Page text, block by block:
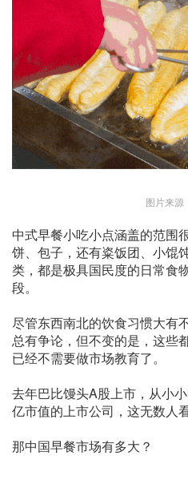
图片来源
中式早餐小吃小点涵盖的范围
饼、包子，还有粢饭团、小馄
类，都是极具国民度的日常食
段。
尽管东西南北的饮食习惯大有
总有争论，但不变的是，这些
已经不需要做市场教育了。
去年巴比馒头A股上市，从小
亿市值的上市公司，这无数人
那中国早餐市场有多大？